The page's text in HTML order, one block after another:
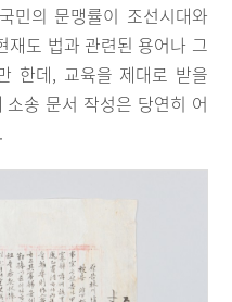
민의 문맹률이 조선시대와
재도 법과 관련된 용어나 그
한데, 교육을 제대로 받을
송 문서 작성은 당연히 어